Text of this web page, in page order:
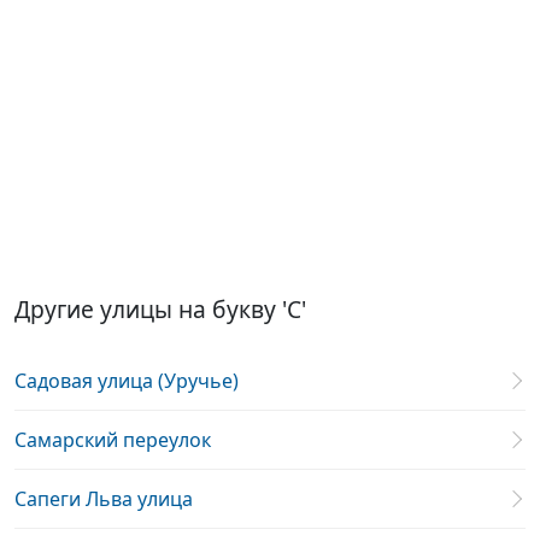
Другие улицы на букву 'С'
Садовая улица (Уручье)
Самарский переулок
Сапеги Льва улица